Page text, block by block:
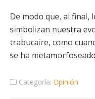
De modo que, al final,
simbolizan nuestra
trabucaire, como
se ha
Categoría: Opinión